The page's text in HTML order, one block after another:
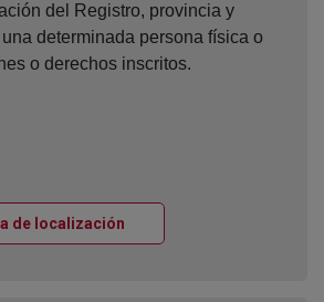
del Registro, provincia y
determinada persona física o
o derechos inscritos.
de localización